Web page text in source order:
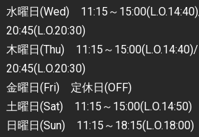
水曜日(Wed) 11:15～
20:45(L.O.20:30)
木曜日(Thu) 11:15～15:00(L.O.14:40)/
20:45(L.O.20:30)
金曜日(Fri) 定休日(OFF)
土曜日(Sat) 11:15～15:00(L.O.14:50)
日曜日(Sun) 11:15～18:15(L.O.18:00)